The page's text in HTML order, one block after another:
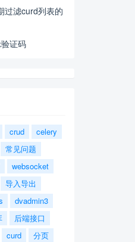
过滤curd列表的
证码
crud
celery
常见问题
websocket
导入导出
dvadmin3
后端接口
curd
分页